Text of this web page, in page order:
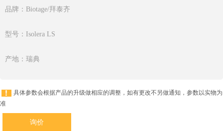
品牌：Biotage/拜泰齐
型号：Isolera LS
产地：瑞典
询价
具体参数会根据产品的升级做相应的调整，如有更改不另做通知，参数以实物为
准